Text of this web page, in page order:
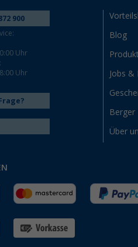
900
Uhr
Uhr
Blog
Jobs &
Berger
Über